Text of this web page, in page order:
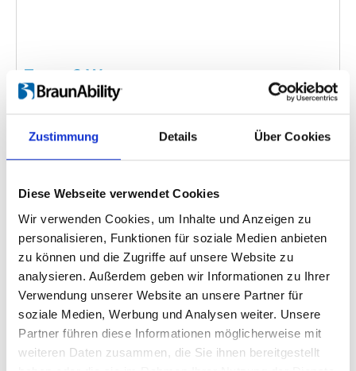
Zustimmung Details Über Cookies
Diese Webseite verwendet Cookies
Wir verwenden Cookies, um Inhalte und Anzeigen zu
personalisieren, Funktionen für soziale Medien anbieten
zu können und die Zugriffe auf unsere Website zu
analysieren. Außerdem geben wir Informationen zu Ihrer
Verwendung unserer Website an unsere Partner für
soziale Medien, Werbung und Analysen weiter. Unsere
Partner führen diese Informationen möglicherweise mit
weiteren Daten zusammen, die Sie ihnen bereitgestellt
Turny 6-Way
Einbettungscode
(Kopieren Sie den folgenden Code
um das Video einzubetten)
Kategorie: Product video, Turny 6-Way
Zurück 1 Weiter